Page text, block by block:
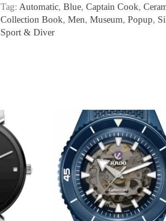
Tag: Automatic,Blue,Captain Cook,
Collection Book,Men,Museum,Popup,
Sport & Diver